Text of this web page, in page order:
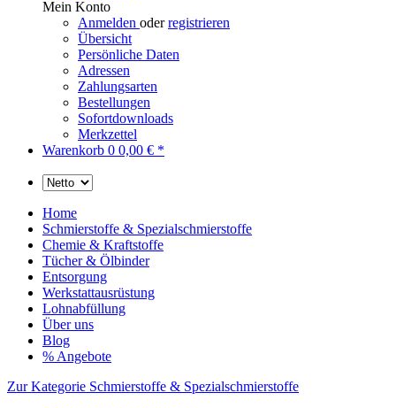
Mein Konto
Anmelden oderregistrieren
Übersicht
Persönliche Daten
Adressen
Zahlungsarten
Bestellungen
Sofortdownloads
Merkzettel
Warenkorb 0 0,00 € *
Home
Schmierstoffe & Spezialschmierstoffe
Chemie & Kraftstoffe
Tücher & Ölbinder
Entsorgung
Werkstattausrüstung
Lohnabfüllung
Über uns
Blog
% Angebote
Zur Kategorie Schmierstoffe & Spezialschmierstoffe